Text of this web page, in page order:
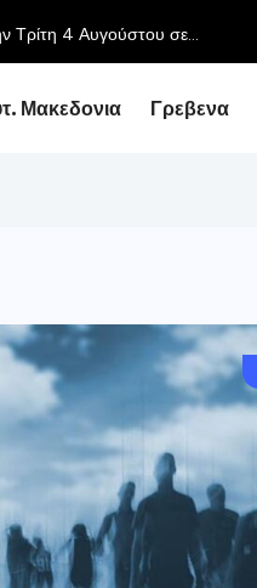
Τρίτη 4 Αυγούστου σε...
Μακεδονια Γρεβενα